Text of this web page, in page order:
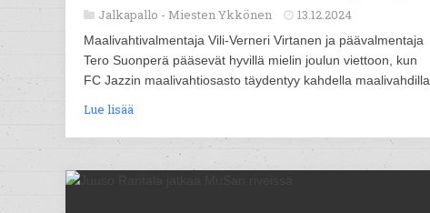
Jalkapallo - Miesten Ykkönen 13.12.2024
Maalivahtivalmentaja Vili-Verneri Virtanen ja päävalmentaja
Tero Suonperä pääsevät hyvillä mielin joulun viettoon, kun
FC Jazzin maalivahtiosasto täydentyy kahdella maalivahdilla.
Lue lisää